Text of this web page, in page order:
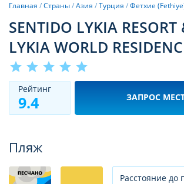
Главная /Страны/Азия /Турция /Фетхие
SENTIDO LYKIA RESORT
LYKIA WORLD
star star star star star
Рeйтинг
9.4 ЗАПРОС
Пляж
Расстояние до